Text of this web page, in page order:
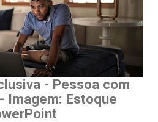
- Pessoa com
Imagem: Estoque